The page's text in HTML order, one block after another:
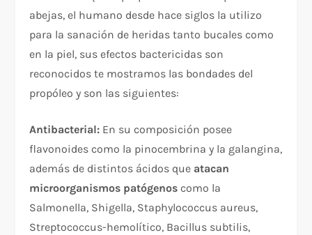
abejas, el humano desde hace siglos la utilizo
para la sanación de heridas tanto bucales como
en la piel, sus efectos bactericidas son
reconocidos te mostramos las bondades del
propóleo y son las siguientes:
Antibacterial: En su composición posee
flavonoides como la pinocembrina y la galangina,
además de distintos ácidos que atacan
microorganismos patógenos como la
Salmonella, Shigella, Staphylococcus aureus,
Streptococcus-hemolítico, Bacillus subtilis,